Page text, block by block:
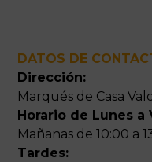
DATOS DE
Dirección:
Marqués de Casa
Horario de Lunes a
Mañanas de 10:00 a
Tardes: